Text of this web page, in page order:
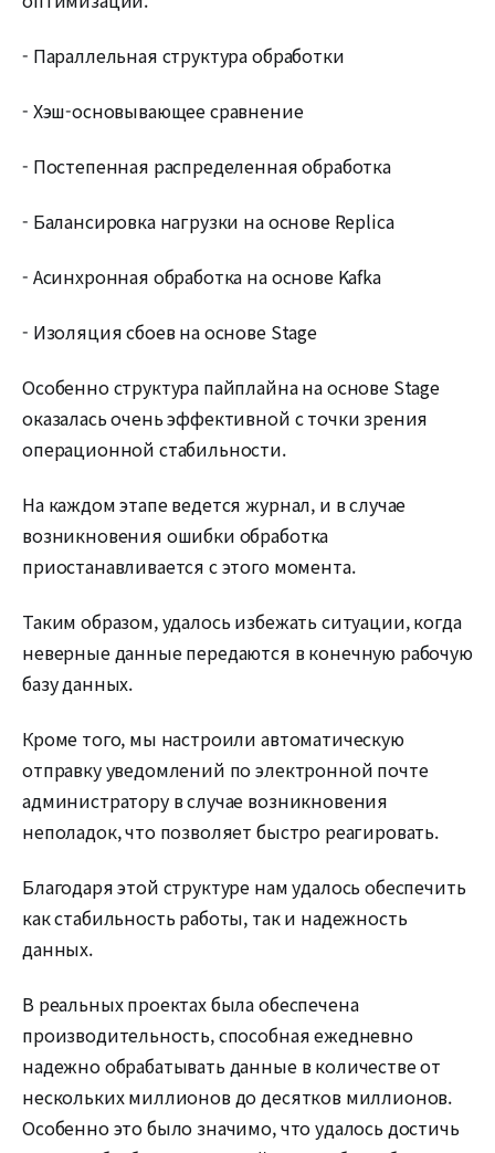
- Параллельная структура обработки
- Хэш-основывающее сравнение
- Постепенная распределенная обработка
- Балансировка нагрузки на основе Replica
- Асинхронная обработка на основе Kafka
- Изоляция сбоев на основе Stage
Особенно структура пайплайна на основе Stage
оказалась очень эффективной с точки зрения
операционной стабильности.
На каждом этапе ведется журнал, и в случае
возникновения ошибки обработка
приостанавливается с этого момента.
Таким образом, удалось избежать ситуации, когда
неверные данные передаются в конечную рабочую
базу данных.
Кроме того, мы настроили автоматическую
отправку уведомлений по электронной почте
администратору в случае возникновения
неполадок, что позволяет быстро реагировать.
Благодаря этой структуре нам удалось обеспечить
как стабильность работы, так и надежность
данных.
В реальных проектах была обеспечена
производительность, способная ежедневно
надежно обрабатывать данные в количестве от
нескольких миллионов до десятков миллионов.
Особенно это было значимо, что удалось достичь